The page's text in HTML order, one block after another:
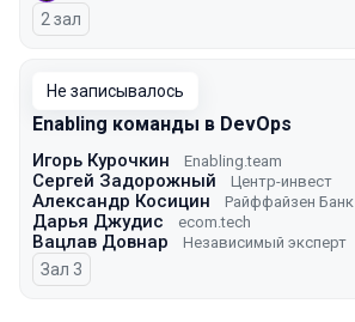
2 зал
Не записывалось
Enabling команды в DevOps
Игорь Курочкин Enabling.team
Сергей Задорожный Центр-инвест
Александр Косицин Райффайзен Банк
Дарья Джудис ecom.tech
Вацлав Довнар Независимый эксперт
Зал 3